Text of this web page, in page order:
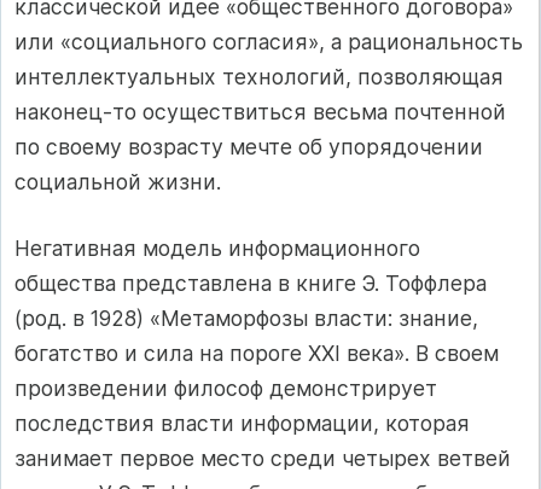
классической идее «общественного договора»
или «социального согласия», а рациональность
интеллектуальных технологий, позволяющая
наконец-то осуществиться весьма почтенной
по своему возрасту мечте об упорядочении
социальной жизни.
Негативная модель информационного
общества представлена в книге Э. Тоффлера
(род. в 1928) «Метаморфозы власти: знание,
богатство и сила на пороге XXI века». В своем
произведении философ демонстрирует
последствия власти информации, которая
занимает первое место среди четырех ветвей